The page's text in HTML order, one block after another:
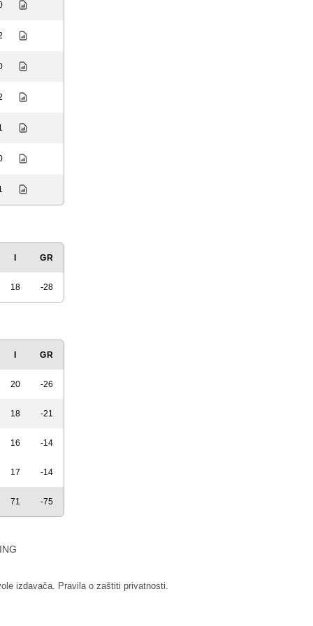
GR
18 -28
GR
20 -26
18 -21
16 -14
17 -14
71 -75
izdavača. Pravila o zaštiti privatnosti.